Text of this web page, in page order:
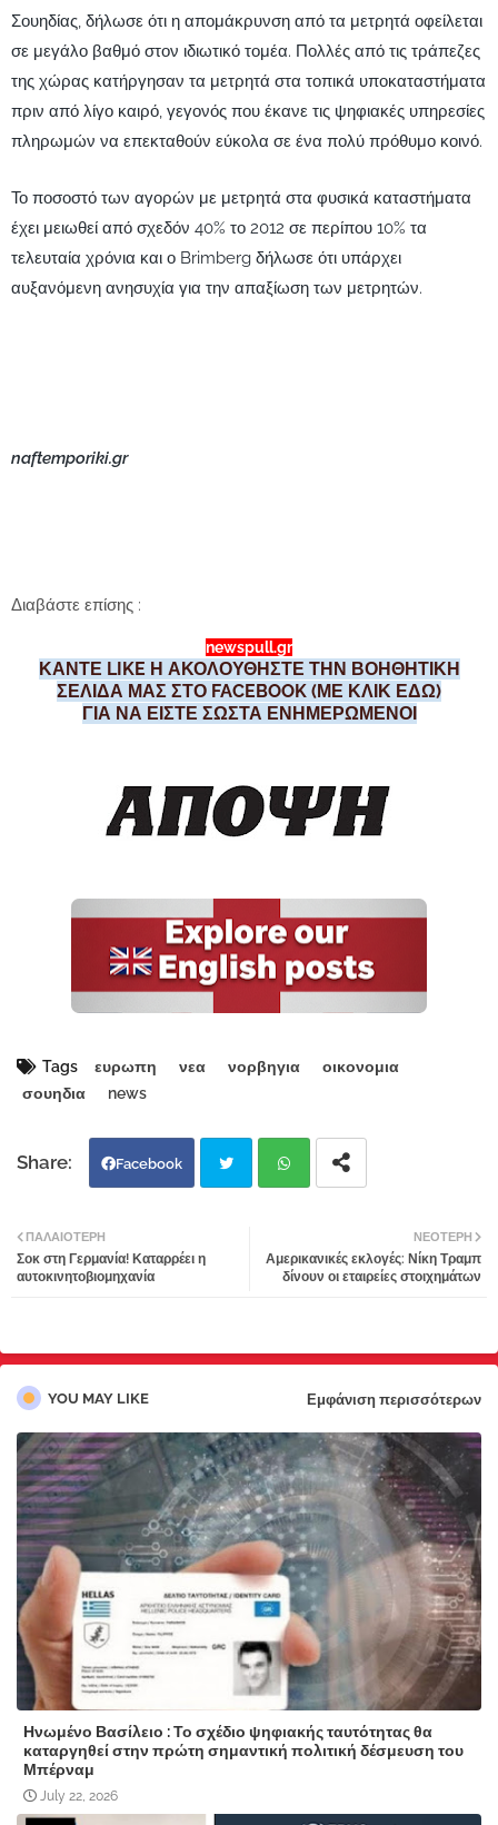
Σουηδίας, δήλωσε ότι η απομάκρυνση από τα μετρητά οφείλεται
σε μεγάλο βαθμό στον ιδιωτικό τομέα. Πολλές από τις τράπεζες
της χώρας κατήργησαν τα μετρητά στα τοπικά υποκαταστήματα
πριν από λίγο καιρό, γεγονός που έκανε τις ψηφιακές υπηρεσίες
πληρωμών να επεκταθούν εύκολα σε ένα πολύ πρόθυμο κοινό.
Το ποσοστό των αγορών με μετρητά στα φυσικά καταστήματα
έχει μειωθεί από σχεδόν 40% το 2012 σε περίπου 10% τα
τελευταία χρόνια και ο Brimberg δήλωσε ότι υπάρχει
αυξανόμενη ανησυχία για την απαξίωση των μετρητών.
naftemporiki.gr
Διαβάστε επίσης :
newspull.gr
ΚΑΝΤΕ LIKE Η ΑΚΟΛΟΥΘΗΣΤΕ ΤΗΝ ΒΟΗΘΗΤΙΚΗ
ΣΕΛΙΔΑ ΜΑΣ ΣΤΟ FACEBOOK (ΜΕ ΚΛΙΚ ΕΔΩ)
ΓΙΑ ΝΑ ΕΙΣΤΕ ΣΩΣΤΑ ΕΝΗΜΕΡΩΜΕΝΟΙ
Tags ευρωπη νεα νορβηγια
οικονομια
σουηδια
news
Facebook
atsa
ΝΕΌΤΕΡΗ
Αμερικανικές εκλογές: Νίκη Τραμπ
δίνουν οι εταιρείες στοιχημάτων
ΠΑΛΑΙΌΤΕΡΗ
Σοκ στη Γερμανία! Καταρρέει η
αυτοκινητοβιομηχανία
YOU MAY LIKE Εμφάνιση περισσότερων
Ηνωμένο Βασίλειο : Το σχέδιο ψηφιακής ταυτότητας θα
καταργηθεί στην πρώτη σημαντική πολιτική δέσμευση του
Μπέρναμ
July 22, 2026